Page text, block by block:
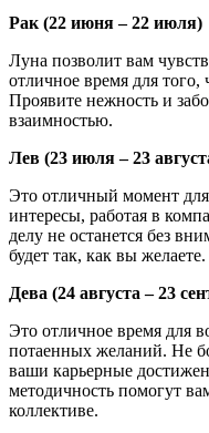
Рак (22 июня – 22 июля)
Луна позволит вам
отличное время для
Проявите нежность и
взаимностью.
Лев (23 июля – 23
Это отличный момент
интересы, работая в
делу не останется без
будет так, как вы желаете.
Дева (24 августа – 23
Это отличное время для
потаенных желаний. Не
ваши карьерные
методичность помогут
коллективе.